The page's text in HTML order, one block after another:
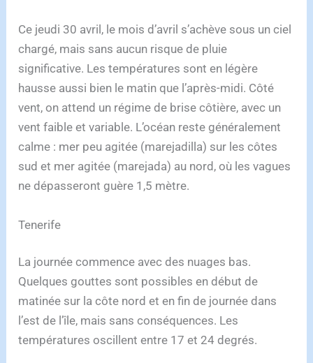
Ce jeudi 30 avril, le mois d’avril s’achève sous un ciel
chargé, mais sans aucun risque de pluie
significative. Les températures sont en légère
hausse aussi bien le matin que l’après-midi. Côté
vent, on attend un régime de brise côtière, avec un
vent faible et variable. L’océan reste généralement
calme : mer peu agitée (marejadilla) sur les côtes
sud et mer agitée (marejada) au nord, où les vagues
ne dépasseront guère 1,5 mètre.
Tenerife
La journée commence avec des nuages bas.
Quelques gouttes sont possibles en début de
matinée sur la côte nord et en fin de journée dans
l’est de l’île, mais sans conséquences. Les
températures oscillent entre 17 et 24 degrés.